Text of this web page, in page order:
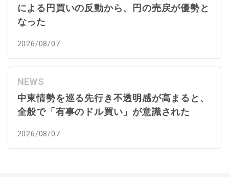
による円買いの反動から、円の売戻が優勢と
なった
2026/08/07
NEWS
中東情勢を巡る先行き不透明感が高まると、
全般で「有事のドル買い」が意識された
2026/08/07